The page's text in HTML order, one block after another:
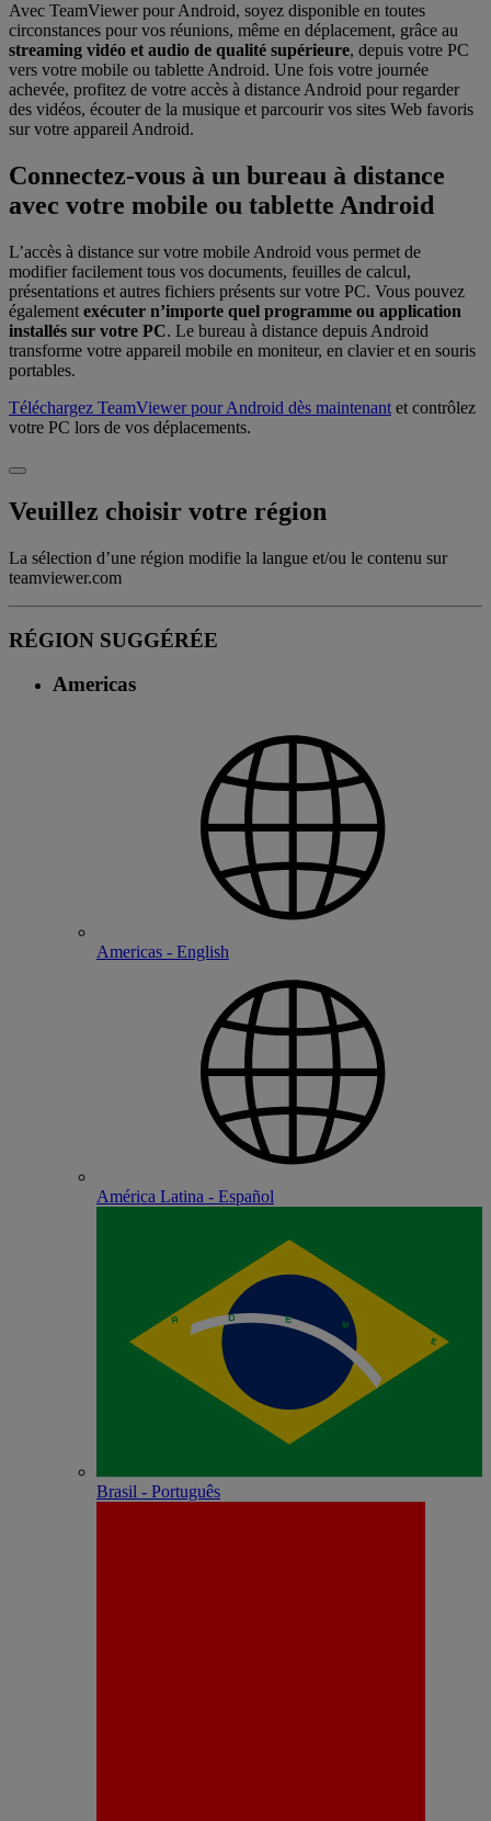
Avec TeamViewer pour Android, soyez disponible en toutes
circonstances pour vos réunions, même en déplacement, grâce au
streaming vidéo et audio de qualité supérieure, depuis votre PC
vers votre mobile ou tablette Android. Une fois votre journée
achevée, profitez de votre accès à distance Android pour regarder
des vidéos, écouter de la musique et parcourir vos sites Web favoris
sur votre appareil Android.
Connectez-vous à un bureau à distance
avec votre mobile ou tablette Android
L’accès à distance sur votre mobile Android vous permet de
modifier facilement tous vos documents, feuilles de calcul,
présentations et autres fichiers présents sur votre PC. Vous pouvez
également exécuter n’importe quel programme ou application
installés sur votre PC. Le bureau à distance depuis Android
transforme votre appareil mobile en moniteur, en clavier et en souris
portables.
Téléchargez TeamViewer pour Android dès maintenant et contrôlez
votre PC lors de vos déplacements.
Veuillez choisir votre région
La sélection d’une région modifie la langue et/ou le contenu sur
teamviewer.com
RÉGION SUGGÉRÉE
Americas
Americas - English
América Latina - Español
Brasil - Português